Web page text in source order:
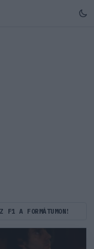
F1 A FORMÁTUMON!